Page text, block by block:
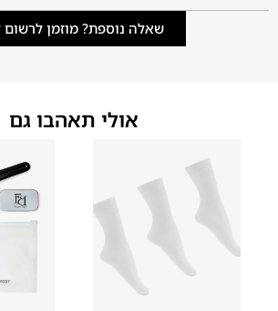
שאלה נוספת? מוזמן לרשום
אולי תאהבו גם